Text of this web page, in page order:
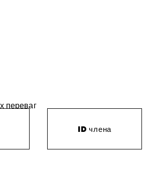
переваг
ID члена